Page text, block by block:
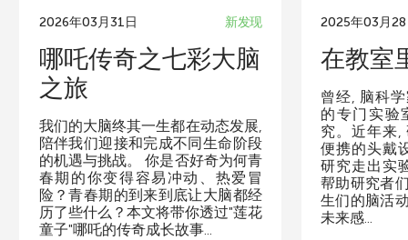
2026年03月31日 新发现
哪吒传奇之七彩大脑
之旅
我们的大脑终其一生都在动态发展,
陪伴我们迎接和完成不同生命阶段
的机遇与挑战。 你是否好奇为何青
春期的你变得容易冲动、热爱冒
险？青春期的到来到底让大脑都经
历了些什么？本文将带你透过"莲花
童子"哪吒的传奇成长故事...
2025年03月
在教室
曾经, 脑科
的专门实验
究。近年来,
便携的头戴
研究走出实
帮助研究者
生们的脑活
未来感...